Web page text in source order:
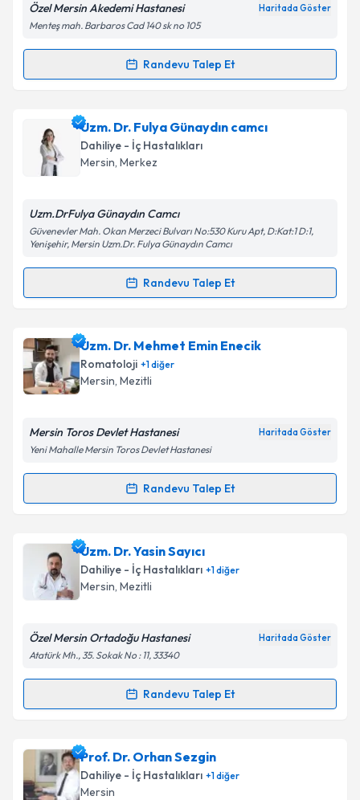
Kişisel verilerimin işlenmesine ilişkin
Metni'ni okudum ve kişisel verilerimin belirtilen
Takvim Talebini Gönder
Özel Mersin Akedemi Hastanesi Haritada Göster
Menteş mah. Barbaros Cad 140 sk no 105
Randevu Talep Et
Randevu Takvimi Talebi
Uzm. Dr. Ali Zenginiçin randevu takvimi talebi
oluşturun. Size bu uzmandan randevu almanız için bir
takvim hazırlandığında e-posta ile bilgilendireceğiz.
Kişisel verilerimin işlenmesine ilişkinAydınlatma
'ni okudum ve kişisel verilerimin belirtilen
kapsamda işlenmesini kabul ediyorum.
Takvim Talebini Gönder
Uzm. Dr. Fulya Günaydın camcı
Dahiliye - İç Hastalıkları
Mersin, Merkez
Uzm.DrFulya Günaydın Camcı
Güvenevler Mah. Okan Merzeci Bulvarı No:530 Kuru Apt, D:Kat:1 D:1,
Yenişehir, Mersin Uzm.Dr. Fulya Günaydın Camcı
Randevu Talep Et
Randevu Takvimi Talebi
Uzm. Dr. Fulya Günaydın camcıiçin randevu takvimi
talebi oluşturun. Size bu uzmandan randevu almanız
için bir takvim hazırlandığında e-posta ile
bilgilendireceğiz.
Kişisel verilerimin işlenmesine ilişkinAydınlatma
kapsamda işlenmesini kabul ediyorum.
Takvim Talebini Gönder
Uzm. Dr. Mehmet Emin Enecik
Romatoloji +1diğer
Mersin, Mezitli
Mersin Toros Devlet Hastanesi Haritada Göster
Yeni Mahalle Mersin Toros Devlet Hastanesi
Randevu Talep Et
Randevu Takvimi Talebi
Uzm. Dr. Mehmet Emin Enecik
talebi oluşturun. Size bu uzmandan randevu almanız
için bir takvim hazırlandığında e-posta ile
bilgilendireceğiz.
Kişisel verilerimin işlenmesine ilişkinAydınlatma
kapsamda işlenmesini kabul ediyorum.
Uzm. Dr. Yasin Sayıcı
Dahiliye - İç Hastalıkları +1diğer
Mersin, Mezitli
Özel Mersin Ortadoğu Hastanesi Haritada Göster
Atatürk Mh., 35. Sokak No : 11, 33340
Randevu Talep Et
Randevu Takvimi Talebi
Uzm. Dr. Yasin Sayıcıiçin randevu takvimi talebi
oluşturun. Size bu uzmandan randevu almanız için bir
takvim hazırlandığında e-posta ile bilgilendireceğiz.
Prof. Dr. Orhan Sezgin
Dahiliye - İç Hastalıkları +1diğer
Mersin